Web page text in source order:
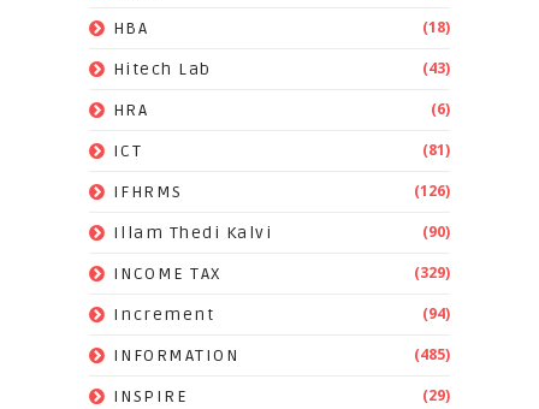
HBA (18)
Hitech Lab (43)
HRA (6)
ICT (81)
IFHRMS (126)
Illam Thedi Kalvi (90)
INCOME TAX (329)
Increment (94)
INFORMATION (485)
INSPIRE (29)